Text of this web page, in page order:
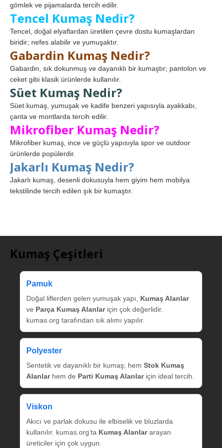
gömlek ve pijamalarda tercih edilir.
Tencel Kumaş Nedir?
Tencel, doğal elyaflardan üretilen çevre dostu kumaşlardan
biridir; nefes alabilir ve yumuşaktır.
Gabardin Kumaş Nedir?
Gabardin, sık dokunmuş ve dayanıklı bir kumaştır; pantolon ve
ceket gibi klasik ürünlerde kullanılır.
Süet Kumaş Nedir?
Süet kumaş, yumuşak ve kadife benzeri yapısıyla ayakkabı,
çanta ve montlarda tercih edilir.
Mikrofiber Kumaş Nedir?
Mikrofiber kumaş, ince ve güçlü yapısıyla spor ve outdoor
ürünlerde popülerdir.
Jakarlı Kumaş Nedir?
Jakarlı kumaş, desenli dokusuyla hem giyim hem mobilya
tekstilinde tercih edilen şık bir kumaştır.
Kumaş Çeşitleri
Pamuk
Doğal liflerden gelen yumuşak yapı, Kumaş Alanlar
ve Parça Kumaş Alanlariçin çok değerlidir.
kumas.org tarafından sık alımı yapılır.
Polyester
Sentetik ve dayanıklı bir kumaş; hem Stok Kumaş
Alanlarhem de Parti Kumaş Alanlariçin ideal tercih.
Viskon
Akıcı ve parlak dokusu ile elbiselik ve bluzlarda
kullanılır. kumas.org’ta Kumaş Alanlararayan
üreticiler için çok uygun.